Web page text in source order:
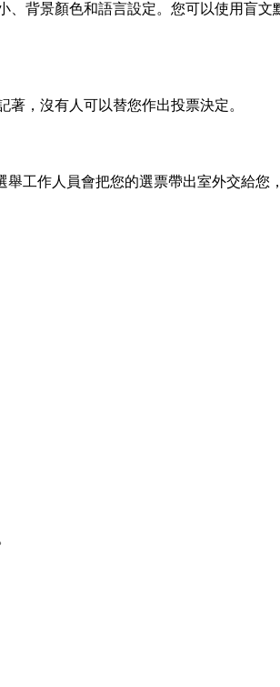
背景顏色和語言設定。您可以使用盲文
，沒有人可以替您作出投票決定。
舉工作人員會把您的選票帶出室外交給